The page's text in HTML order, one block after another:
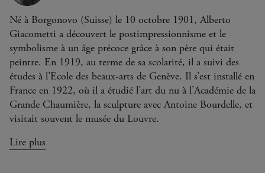
Né à Borgonovo (Suisse) le 10 octobre 1901, Alberto
Giacometti a découvert le postimpressionnisme et le
symbolisme à un âge précoce grâce à son père qui était
peintre. En 1919, au terme de sa scolarité, il a suivi des
études à l’Ecole des beaux-arts de Genève. Il s’est installé en
France en 1922, où il a étudié l’art du nu à l’Académie de la
Grande Chaumière, la sculpture avec Antoine Bourdelle, et
visitait souvent le musée du Louvre.
Lire plus